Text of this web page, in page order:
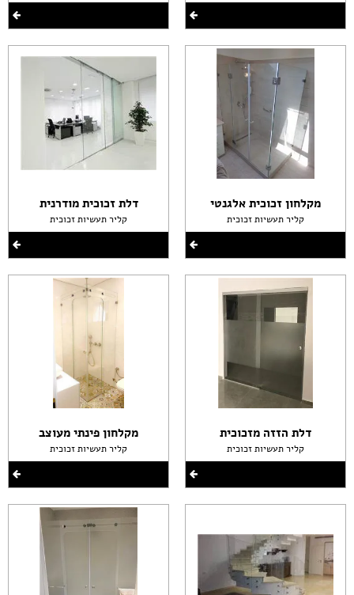
מקלחון זכוכית אלגנטי
קליר תעשיות זכוכית
דלת הזזה מזכוכית
קליר תעשיות זכוכית
דלת זכוכית מודרנית
קליר תעשיות זכוכית
מקלחון פינתי מעוצב
קליר תעשיות זכוכית